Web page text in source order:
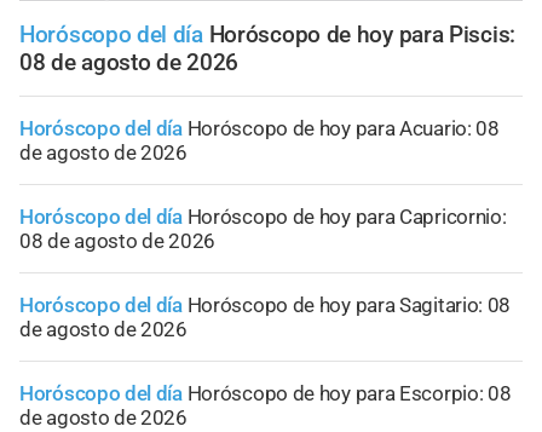
Horóscopo del día Horóscopo de hoy para Piscis:
08 de agosto de 2026
Horóscopo del día Horóscopo de hoy para Acuario: 08
de agosto de 2026
Horóscopo del día Horóscopo de hoy para Capricornio:
08 de agosto de 2026
Horóscopo del día Horóscopo de hoy para Sagitario: 08
de agosto de 2026
Horóscopo del día Horóscopo de hoy para Escorpio: 08
de agosto de 2026